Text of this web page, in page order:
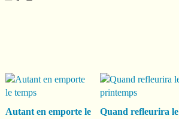
Autant en emporte le
Quand refleurira le